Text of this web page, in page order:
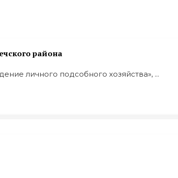
района
личного подсобного хозяйства», ...